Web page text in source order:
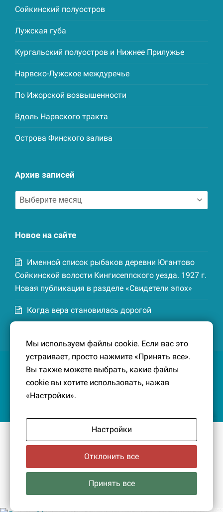
Сойкинский полуостров
Лужская губа
Кургальский полуостров и Нижнее Прилужье
Нарвско-Лужское междуречье
По Ижорской возвышенности
Вдоль Нарвского тракта
Острова Финского залива
Архив записей
Архив
записей
Новое на сайте
Именной список рыбаков деревни Югантово
Сойкинской волости Кингисеппского уезда. 1927 г.
Новая публикация в разделе «Свидетели эпох»
Когда вера становилась дорогой
Котельской волости Кингисеппского уезда. 1926-
27 гг. Новая публикация в разделе «Свидетели
эпох»
малой Родины, без которого трудно представить себе
историко-культурный ландшафт Петербурга и
Ленинградской области.
Политика конфиденциальности
Мы используем файлы cookie. Если вас это
устраивает, просто нажмите «Принять все».
Вы также можете выбрать, какие файлы
cookie вы хотите использовать, нажав
«Настройки».
Настройки
Отклонить все
Принять все